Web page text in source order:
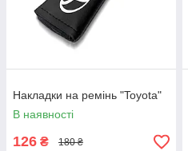
Накладки на ремінь "Toyota"
В наявності
126 ₴ 180 ₴